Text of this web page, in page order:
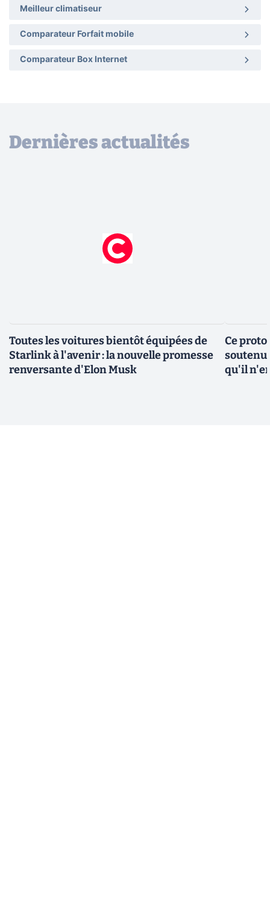
Meilleur climatiseur
Comparateur Forfait mobile
Comparateur Box Internet
Dernières actualités
Toutes les voitures bientôt équipées de
Starlink à l'avenir : la nouvelle promesse
renversante d'Elon Musk
Ce
qu'il